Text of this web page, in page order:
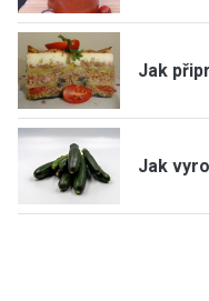
Jak
Jak